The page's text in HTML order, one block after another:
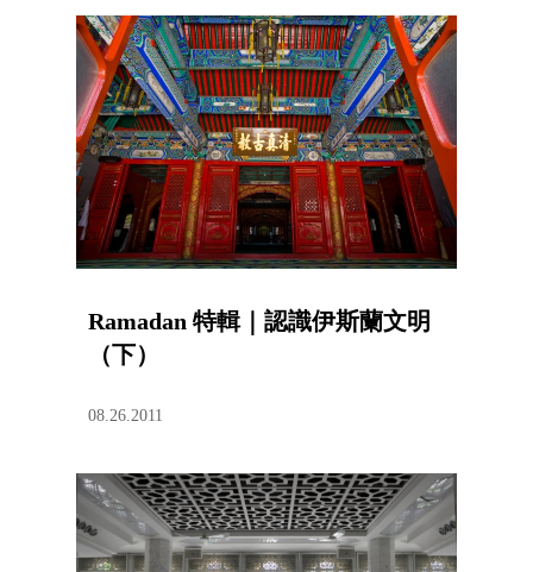
Ramadan 特輯｜認識伊斯蘭文明
（下）
08.26.2011